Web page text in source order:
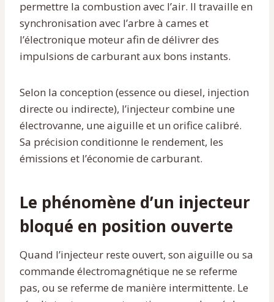
permettre la combustion avec l’air. Il travaille en
synchronisation avec l’arbre à cames et
l’électronique moteur afin de délivrer des
impulsions de carburant aux bons instants.
Selon la conception (essence ou diesel, injection
directe ou indirecte), l’injecteur combine une
électrovanne, une aiguille et un orifice calibré.
Sa précision conditionne le rendement, les
émissions et l’économie de carburant.
Le phénomène d’un injecteur
bloqué en position ouverte
Quand l’injecteur reste ouvert, son aiguille ou sa
commande électromagnétique ne se referme
pas, ou se referme de manière intermittente. Le